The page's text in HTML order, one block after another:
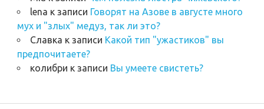
lena к записи Говорят на Азове в августе много
мух и "злых" медуз, так ли это?
Славка к записи Какой тип "ужастиков" вы
предпочитаете?
колибри к записи Вы умеете свистеть?